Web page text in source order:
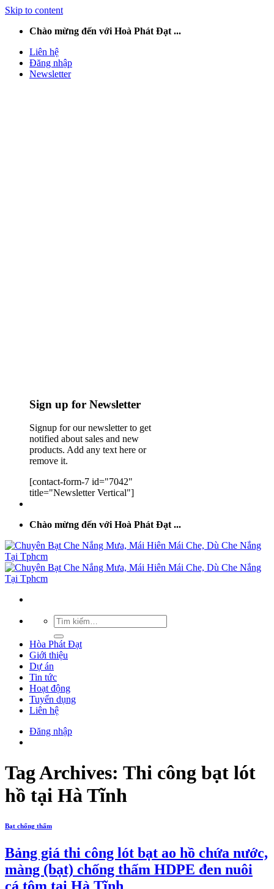
Skip to content
Chào mừng đến với Hoà Phát Đạt ...
Liên hệ
Đăng nhập
Newsletter
Sign up for Newsletter
Signup for our newsletter to get
notified about sales and new
products. Add any text here or
remove it.
[contact-form-7 id="7042"
title="Newsletter Vertical"]
Chào mừng đến với Hoà Phát Đạt ...
Hòa Phát Đạt
Giới thiệu
Dự án
Tin tức
Hoạt động
Tuyển dụng
Liên hệ
Đăng nhập
Tag Archives: Thi công bạt lót
hồ tại Hà Tĩnh
Bạt chống thấm
Bảng giá thi công lót bạt ao hồ chứa nước,
màng (bạt) chống thấm HDPE đen nuôi